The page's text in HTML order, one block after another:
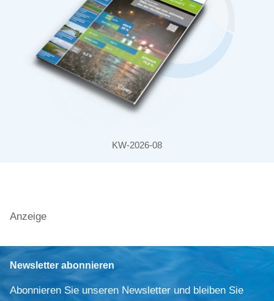
KW-2026-08
Anzeige
Newsletter abonnieren
Abonnieren Sie unseren Newsletter und bleiben Sie